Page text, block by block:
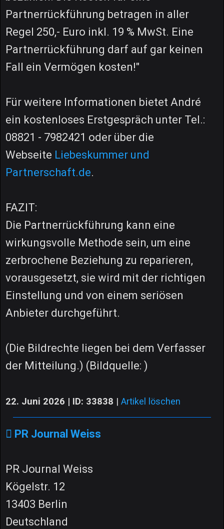
Partnerrückführung betragen in aller
Regel 250,- Euro inkl. 19 % MwSt. Eine
Partnerrückführung darf auf gar keinen
Fall ein Vermögen kosten!"
Für weitere Informationen bietet André
ein kostenloses Erstgespräch unter Tel.:
08821 - 7982421 oder über die
Webseite Liebeskummer und
Partnerschaft.de.
FAZIT:
Die Partnerrückführung kann eine
wirkungsvolle Methode sein, um eine
zerbrochene Beziehung zu reparieren,
vorausgesetzt, sie wird mit der richtigen
Einstellung und von einem seriösen
Anbieter durchgeführt.
(Die Bildrechte liegen bei dem Verfasser
der Mitteilung.) (Bildquelle: )
22. Juni 2026 | ID: 33838 | Artikel löschen
PR Journal Weiss
PR Journal Weiss
Kögelstr. 12
13403 Berlin
Deutschland